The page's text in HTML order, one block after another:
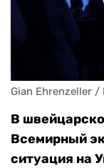
Gian Ehrenzeller /
В
Всемирный
ситуация на